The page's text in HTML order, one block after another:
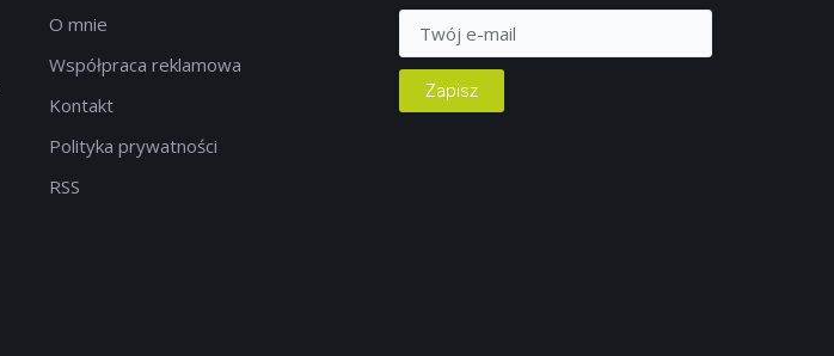
O mnie
Współpraca reklamowa
Kontakt
Polityka prywatności
RSS